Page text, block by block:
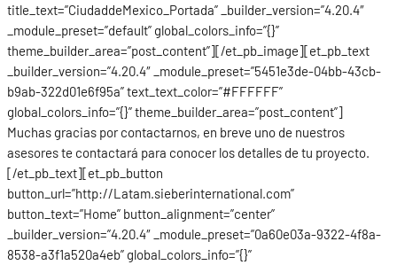
title_text=”CiudaddeMexico_Portada” _builder_version=”4.20.4″
_module_preset=”default” global_colors_info=”{}”
theme_builder_area=”post_content”][/et_pb_image][et_pb_text
_builder_version=”4.20.4″ _module_preset=”5451e3de-04bb-43cb-
b9ab-322d01e6f95a” text_text_color=”#FFFFFF”
global_colors_info=”{}” theme_builder_area=”post_content”]
Muchas gracias por contactarnos, en breve uno de nuestros
asesores te contactará para conocer los detalles de tu proyecto.
[/et_pb_text][et_pb_button
button_url=”http://Latam.sieberinternational.com”
button_text=”Home” button_alignment=”center”
_builder_version=”4.20.4″ _module_preset=”0a60e03a-9322-4f8a-
8538-a3f1a520a4eb” global_colors_info=”{}”